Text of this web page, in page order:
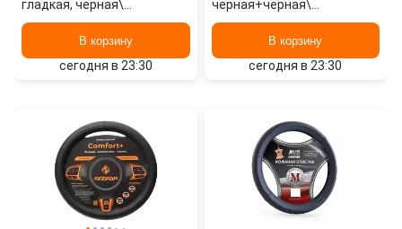
гладкая, черная\
В корзину
сегодня в 23:30
черная+черная\
В корзину
сегодня в 23:30